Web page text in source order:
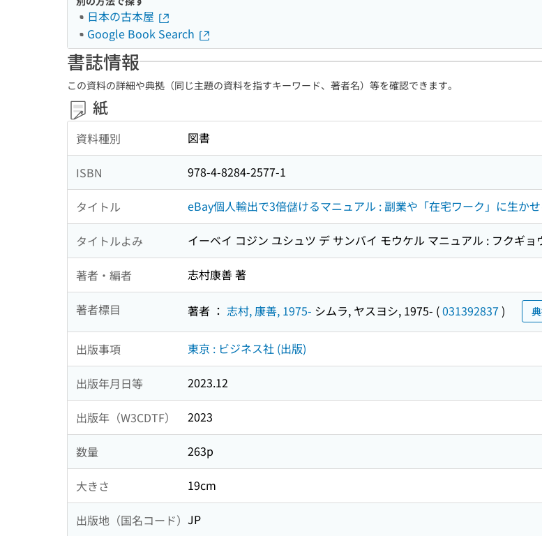
日本の古本屋
Google Book Search
書誌情報
この資料の詳細や典拠（同じ主題の資料を指すキーワード、著者名）等を確認できます。
紙
資料種別 図書
ISBN 978-4-8284-2577-1
タイトル eBay個人輸出で3倍儲けるマニュアル : 副業や「在宅ワーク」に生か
タイトルよみ イーベイ コジン ユシュツ デ サンバイ モウケル マニュアル : フクギ
著者・編者 志村康善 著
著者標目 著者 ： 志村, 康善, 1975- シムラ, ヤスヨシ, 1975- (031392837 )
出版事項 東京 : ビジネス社 (出版)
出版年月日等 2023.12
出版年（W3CDTF） 2023
数量 263p
大きさ 19cm
出版地（国名コード） JP